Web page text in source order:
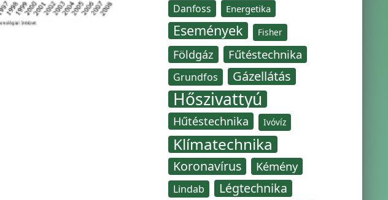
Danfoss Energetika
Események Fisher
Földgáz Fűtéstechnika
Grundfos Gázellátás
Hőszivattyú
Hűtéstechnika Ivóvíz
Klímatechnika
Koronavírus Kémény
Lindab Légtechnika